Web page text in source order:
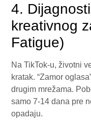
4.
kreativnog
Fatigue)
Na TikTok-u, životni
kratak. “Zamor
drugim mrežama.
samo 7-14 dana pre
opadaju.